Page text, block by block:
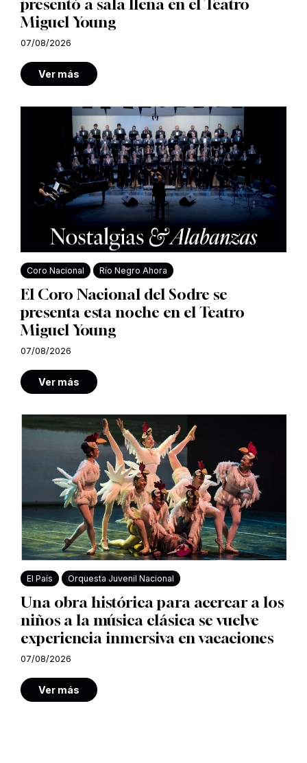
presentó a sala llena en el Teatro
Miguel Young
07/08/2026
Ver más
Coro Nacional Río Negro Ahora
El Coro Nacional del Sodre se
presenta esta noche en el Teatro
Miguel Young
07/08/2026
Ver más
El País Orquesta Juvenil Nacional
Una obra histórica para acercar a los
niños a la música clásica se vuelve
experiencia inmersiva en vacaciones
07/08/2026
Ver más